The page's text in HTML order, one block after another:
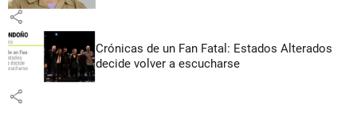
share
Crónicas de un Fan Fatal: Estados Alterados
decide volver a escucharse
share